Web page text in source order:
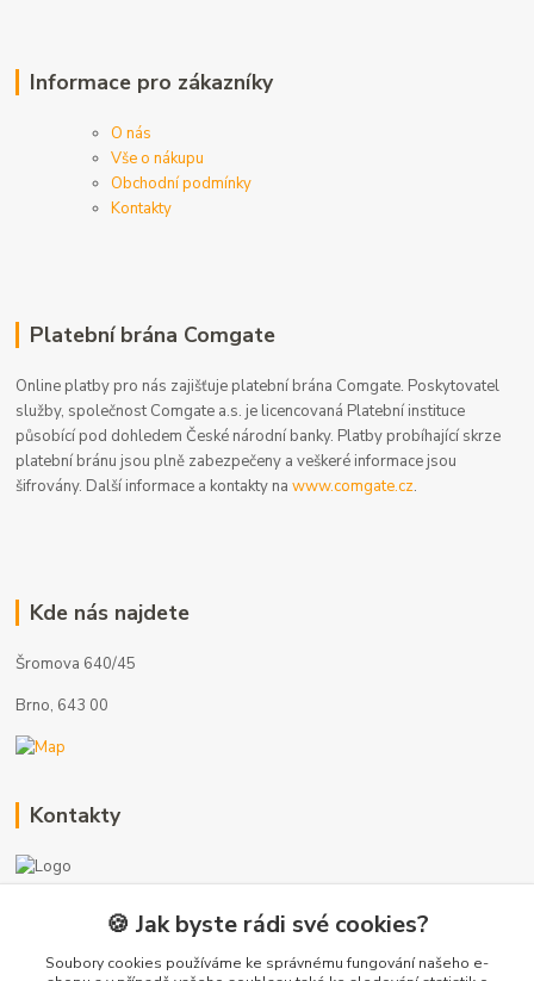
Informace pro zákazníky
O nás
Vše o nákupu
Obchodní podmínky
Kontakty
Platební brána Comgate
Online platby pro nás zajišťuje platební brána Comgate. Poskytovatel
služby, společnost Comgate a.s. je licencovaná Platební instituce
působící pod dohledem České národní banky. Platby probíhající skrze
platební bránu jsou plně zabezpečeny a veškeré informace jsou
šifrovány. Další informace a kontakty nawww.comgate.cz.
Kde nás najdete
Šromova 640/45
Brno, 643 00
Kontakty
+420 775 872 753
🍪 Jak byste rádi své cookies?
Soubory cookies používáme ke správnému fungování našeho e-